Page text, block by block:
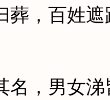
，百姓遮
，男女涕